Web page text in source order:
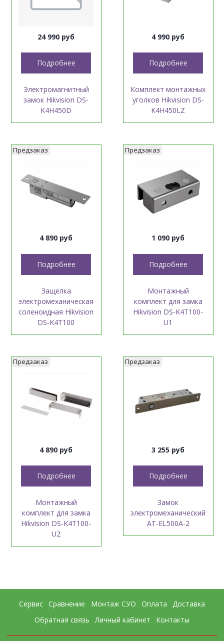
24 990 руб
Подробнее
Электромагнитный
замок Hikvision DS-
K4H450D
4 990 руб
Подробнее
Комплект монтажных
уголков Hikvision DS-
K4H450LZ
Предзаказ
4 890 руб
Подробнее
Защелка
электромеханическая
соленоидная Hikvision
DS-K4T100
Предзаказ
1 090 руб
Подробнее
Монтажный
комплект для замка
Hikvision DS-K4T100-
U1
Предзаказ
4 890 руб
Подробнее
Монтажный
комплект для замка
Hikvision DS-K4T100-
U2
Предзаказ
3 255 руб
Подробнее
Замок
электромеханический
AT-EL500A-2
Сервис Сравнение Монтаж СУО Оплата
Доставка
Обратная связь
Личный кабинет Контакты